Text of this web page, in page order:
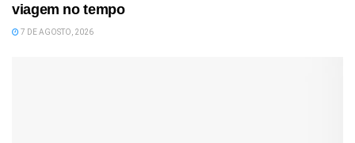
viagem no tempo
7 DE AGOSTO, 2026